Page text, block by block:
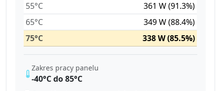
55°C
361 W (91.3%)
65°C
349 W (88.4%)
75°C
338 W (85.5%)
Zakres pracy panelu
-40°C do 85°C